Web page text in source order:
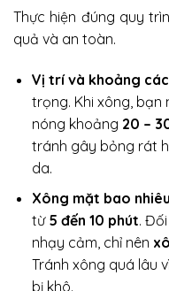
Thực hiện đúng quy
quả và an toàn.
Vị trí và khoảng
trọng. Khi xông, bạn
nóng khoảng 20 –
tránh gây bỏng rát
da.
Xông mặt bao
từ 5 đến 10 phút.
nhạy cảm, chỉ nên
Tránh xông quá lâu
bị khô.